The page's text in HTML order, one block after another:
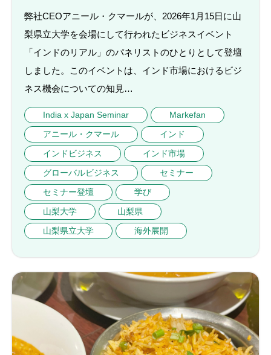
弊社CEOアニール・クマールが、2026年1月15日に山
梨県立大学を会場にして行われたビジネスイベント
「インドのリアル」のパネリストのひとりとして登壇
しました。このイベントは、インド市場におけるビジ
ネス機会についての知見…
India x Japan Seminar
Markefan
アニール・クマール
インド
インドビジネス
インド市場
グローバルビジネス
セミナー
セミナー登壇
学び
山梨大学
山梨県
山梨県立大学
海外展開